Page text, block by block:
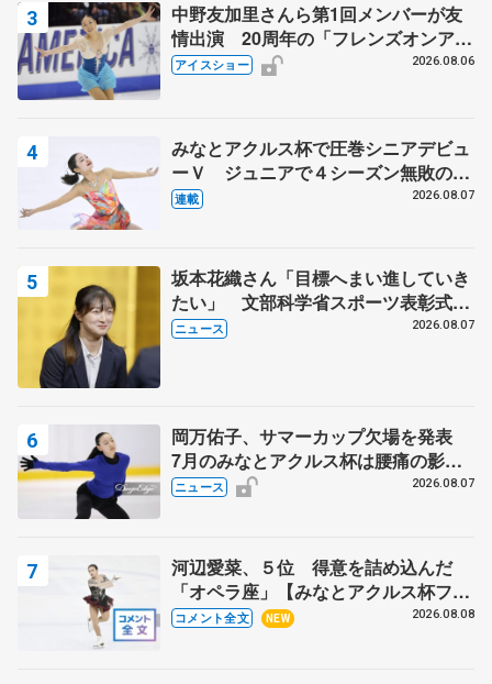
中野友加里さんら第1回メンバーが友
情出演 20周年の「フレンズオンアイ
ス」 宮本賢二さん、有川梨絵さん、
アイスショー 2026.08.06
みなとアクルス杯で圧巻シニアデビュ
ーＶ ジュニアで４シーズン無敗の島
田麻央
連載 2026.08.07
坂本花織さん「目標へまい進していき
たい」 文部科学省スポーツ表彰式で
代表謝辞
ニュース 2026.08.07
岡万佑子、サマーカップ欠場を発表
7月のみなとアクルス杯は腰痛の影響
で
ニュース 2026.08.07
河辺愛菜、５位 得意を詰め込んだ
「オペラ座」【みなとアクルス杯フリ
ー】
コメント全文 NEW 2026.08.08